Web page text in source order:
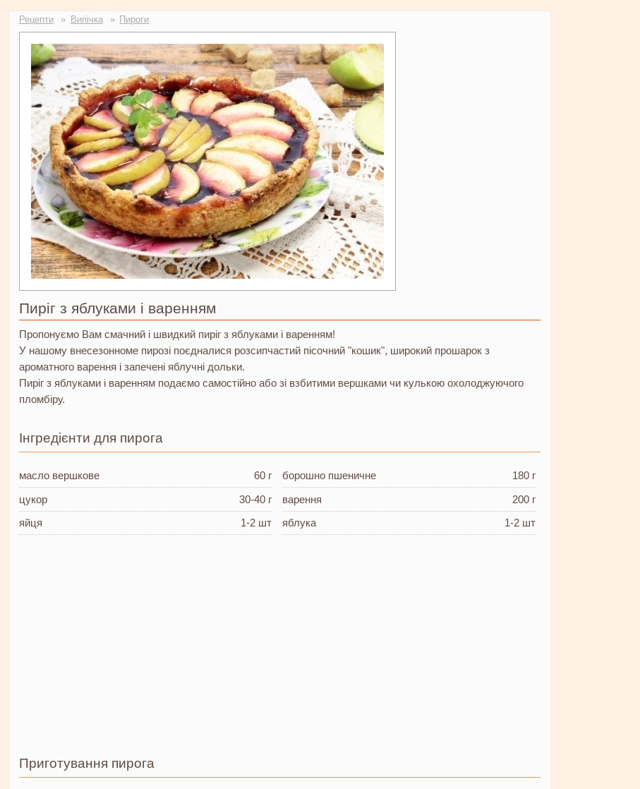
Ви тут
Рецепти Випічка Пироги
Пиріг з яблуками і варенням
Пропонуємо Вам смачний і швидкий пиріг з яблуками і варенням!
У нашому внесезонномe пирозі поєдналися розсипчастий пісочний "кошик", широкий прошарок з
ароматного варення і запечені яблучні дольки.
Пиріг з яблуками і варенням подаємо самостійно або зі взбитими вершками чи кулькою охолоджуючого
пломбіру.
Інгредієнти для пирога
масло вершкове
60 г
цукор
30-40 г
яйця
1-2 шт
борошно пшеничне
180 г
варення
200 г
яблука
1-2 шт
Приготування пирога